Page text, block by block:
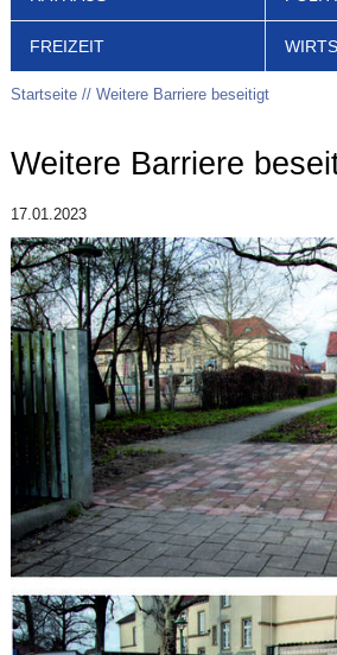
FREIZEIT
Startseite Weitere Barriere beseitigt
Weitere Barriere
17.01.2023